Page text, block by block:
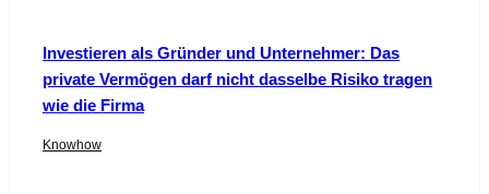
Investieren als Gründer und Unternehmer: Das
private Vermögen darf nicht dasselbe Risiko tragen
wie die Firma
Knowhow